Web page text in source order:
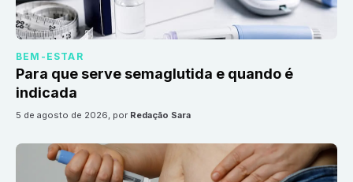
BEM-ESTAR
Para que serve semaglutida e quando é
indicada
5 de agosto de 2026, por Redação Sara